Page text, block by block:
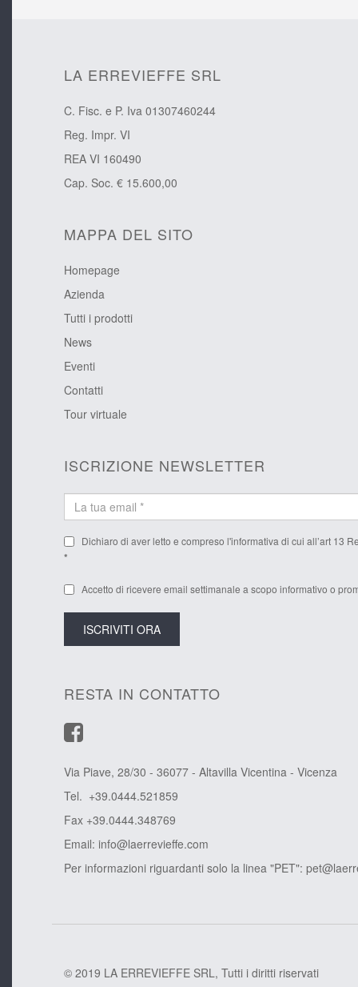
LA ERREVIEFFE SRL
C. Fisc. e P. Iva 01307460244
Reg. Impr. VI
REA VI 160490
Cap. Soc. € 15.600,00
MAPPA DEL SITO
Homepage
Azienda
Tutti i prodotti
News
Eventi
Contatti
Tour virtuale
ISCRIZIONE NEWSLETTER
Dichiaro di aver letto e compreso l'informativa di cui all’art 13
*
Accetto di ricevere email settimanale a scopo informativo o
RESTA IN CONTATTO
Via Piave, 28/30 - 36077 - Altavilla Vicentina - Vicenza
Tel. +39.0444.521859
Fax +39.0444.348769
Email: info@laerrevieffe.com
Per informazioni riguardanti solo la linea "PET":
© 2019 LA ERREVIEFFE SRL, Tutti i diritti riservati